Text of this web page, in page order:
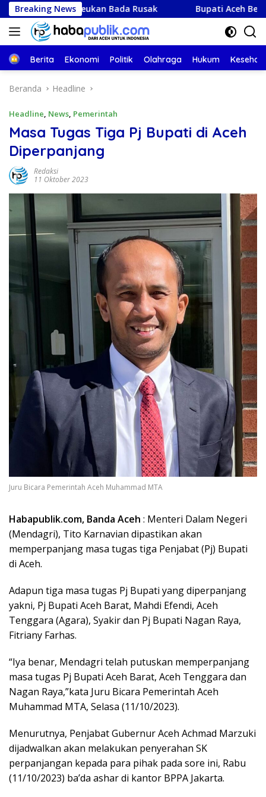
Langsung
ke
konten
Breaking News
Peukan Bada Rusak Bupati Aceh Besar Terima
Beranda
Berita Ekonomi Politik Olahraga Hukum
Beranda Headline
Headline, News, Pemerintah
Masa Tugas Tiga Pj Bupati di Aceh
Diperpanjang
Redaksi
11 Oktober 2023
Juru Bicara Pemerintah Aceh Muhammad MTA
Habapublik.com, Banda Aceh : Menteri Dalam Negeri
(Mendagri), Tito Karnavian dipastikan akan
memperpanjang masa tugas tiga Penjabat (Pj) Bupati
di Aceh.
Adapun tiga masa tugas Pj Bupati yang diperpanjang
yakni, Pj Bupati Aceh Barat, Mahdi Efendi, Aceh
Tenggara (Agara), Syakir dan Pj Bupati Nagan Raya,
Fitriany Farhas.
“Iya benar, Mendagri telah putuskan memperpanjang
masa tugas Pj Bupati Aceh Barat, Aceh Tenggara dan
Nagan Raya,”kata Juru Bicara Pemerintah Aceh
Muhammad MTA, Selasa (11/10/2023).
Menurutnya, Penjabat Gubernur Aceh Achmad Marzuki
dijadwalkan akan melakukan penyerahan SK
perpanjangan kepada para pihak pada sore ini, Rabu
(11/10/2023) ba’da ashar di kantor BPPA Jakarta.